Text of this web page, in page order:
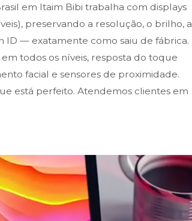
em Itaim Bibi trabalha com displays
preservando a resolução, o brilho, a
ID — exatamente como saiu de fábrica.
todos os níveis, resposta do toque
facial e sensores de proximidade.
está perfeito. Atendemos clientes em